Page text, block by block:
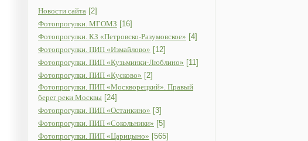
Новости сайта [2]
Фотопрогулки. МГОМЗ [16]
Фотопрогулки. КЗ «Петровско-Разумовское» [4]
Фотопрогулки. ПИП «Измайлово» [12]
Фотопрогулки. ПИП «Кузьминки-Люблино» [11]
Фотопрогулки. ПИП «Кусково» [2]
Фотопрогулки. ПИП «Москворецкий». Правый
берег реки Москвы [24]
Фотопрогулки. ПИП «Останкино» [3]
Фотопрогулки. ПИП «Сокольники» [5]
Фотопрогулки. ПИП «Царицыно» [565]